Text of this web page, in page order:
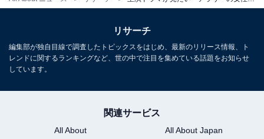
リサーチ
編集部が独自目線で調査したトピックスをはじめ、最新のリリース情報、ト
レンドに関するランキングなど、世の中で注目を集めている話題をお知らせ
しています。
関連サービス
All About
All About Japan